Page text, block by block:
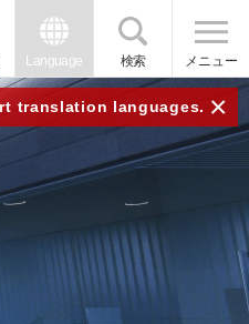
Language 検索 メニュー
translation languages. ×